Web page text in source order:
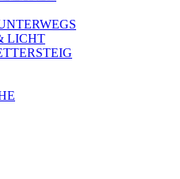
LICHT